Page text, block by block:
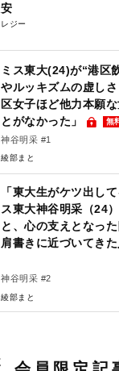
安
レジー
ミス東大(24)が“港区
やルッキズムの虚し
区女子ほど他力本願
とがなかった」
無
神谷明采 #1
綾部まと
「東大生がケツ出し
ス東大神谷明采（24
と、心の支えとなっ
肩書きに近づいてき
神谷明采 #2
綾部まと